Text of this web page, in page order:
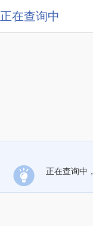
正在查询中
正在查询中